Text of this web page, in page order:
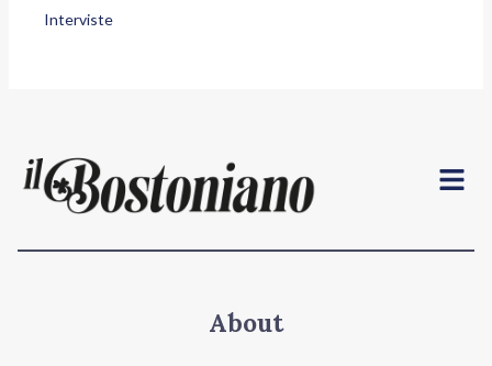
Interviste
Menu
About